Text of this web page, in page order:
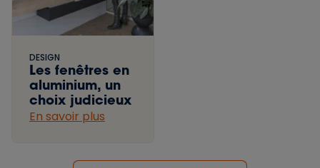
DESIGN
Les fenêtres en
aluminium, un
choix judicieux
En savoir plus